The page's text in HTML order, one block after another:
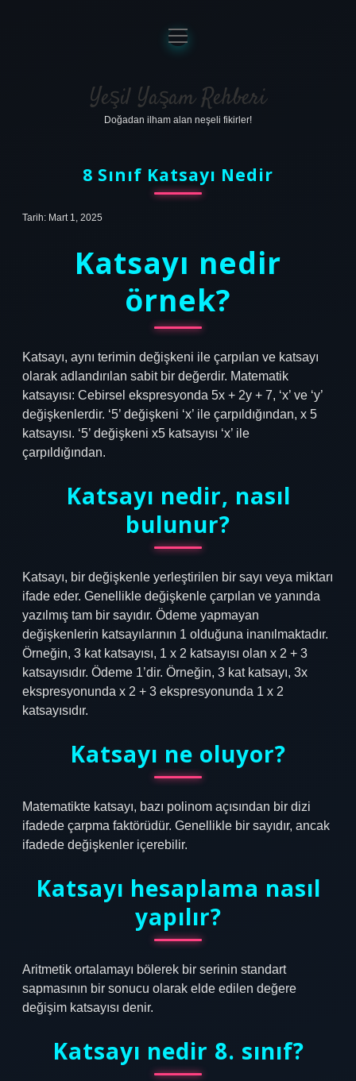
Anasayfa
Gizlilik Politikası
Yasal Uyarı
menüyü
aç
Yeşil Yaşam Rehberi
Doğadan ilham alan neşeli fikirler!
8 Sınıf Katsayı Nedir
Tarih: Mart 1, 2025
Katsayı nedir
örnek?
Katsayı, aynı terimin değişkeni ile çarpılan ve katsayı
olarak adlandırılan sabit bir değerdir. Matematik
katsayısı: Cebirsel ekspresyonda 5x + 2y + 7, ‘x’ ve ‘y’
değişkenlerdir. ‘5’ değişkeni ‘x’ ile çarpıldığından, x 5
katsayısı. ‘5’ değişkeni x5 katsayısı ‘x’ ile
çarpıldığından.
Katsayı nedir, nasıl
bulunur?
Katsayı, bir değişkenle yerleştirilen bir sayı veya miktarı
ifade eder. Genellikle değişkenle çarpılan ve yanında
yazılmış tam bir sayıdır. Ödeme yapmayan
değişkenlerin katsayılarının 1 olduğuna inanılmaktadır.
Örneğin, 3 kat katsayısı, 1 x 2 katsayısı olan x 2 + 3
katsayısıdır. Ödeme 1’dir. Örneğin, 3 kat katsayı, 3x
ekspresyonunda x 2 + 3 ekspresyonunda 1 x 2
katsayısıdır.
Katsayı ne oluyor?
Matematikte katsayı, bazı polinom açısından bir dizi
ifadede çarpma faktörüdür. Genellikle bir sayıdır, ancak
ifadede değişkenler içerebilir.
Katsayı hesaplama nasıl
yapılır?
Aritmetik ortalamayı bölerek bir serinin standart
sapmasının bir sonucu olarak elde edilen değere
değişim katsayısı denir.
Katsayı nedir 8. sınıf?